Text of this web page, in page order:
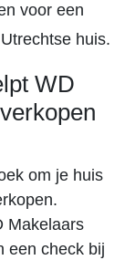
voor een
huis.
WD
om je huis
Makelaars
een check bij